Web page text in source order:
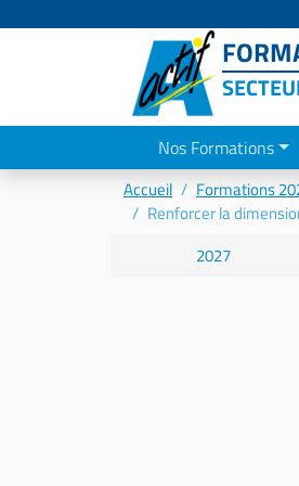
Nos Formations
Accueil Formations
Renforcer la
2027